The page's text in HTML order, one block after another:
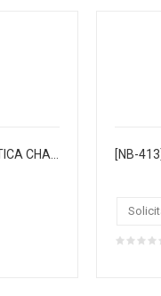
[30-001] BORNERA PLASTICA CHASIS 2PIN 300V 25A. BOLSAX100